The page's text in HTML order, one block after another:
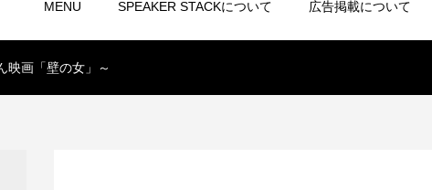
MENU SPEAKER STACKについて 広告掲載について
映画「壁の女」～